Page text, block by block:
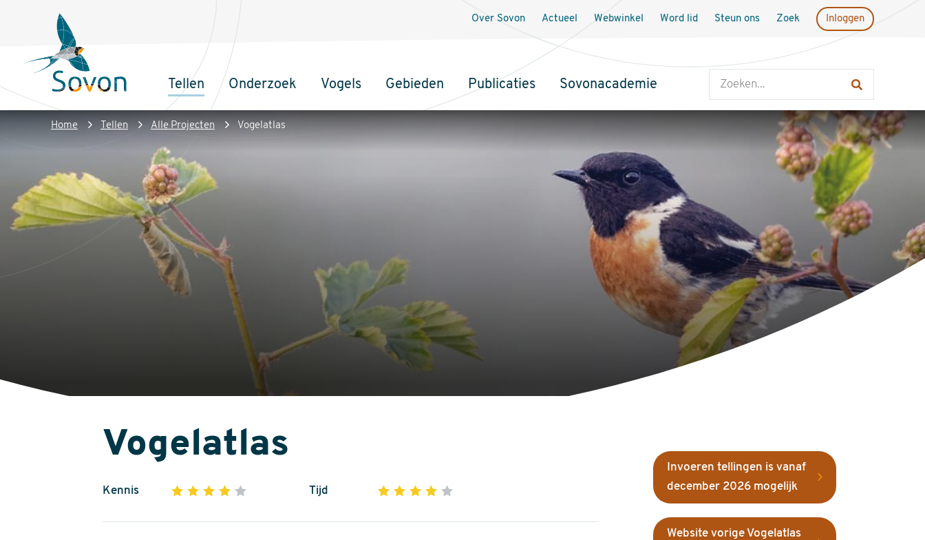
inhoud
Sovon
Homepage
Hoofdnavigatie
Tellen Onderzoek Vogels Gebieden Publicaties Sovonacademie
Over Sovon Actueel Webwinkel Word lid Steun ons Zoek Inloggen
Kruimelpad
Home Tellen Alle Projecten Vogelatlas
Vogelatlas
Kennis 1 2 3 4 Tijd 1 2 3 4
Invoeren tellingen is vanaf
december 2026 mogelijk
Website vorige Vogelatlas